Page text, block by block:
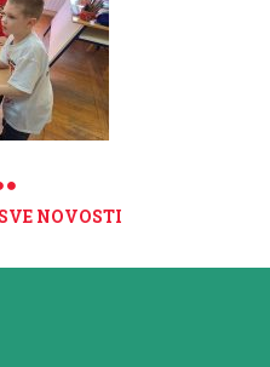
NOVOSTI